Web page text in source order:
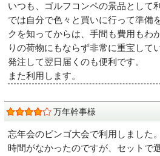
いつも、ゴルフコンペの景品として
では自分で色々と買いに行って準備
クを知ってからは、手間も費用もわ
りの荷物にもならず非常に重宝して
発注して翌日届くのも便利です。
また利用します。
万年幹事様
忘年会のビンゴ大会で利用しました。
時間がなかったのですが、セットで